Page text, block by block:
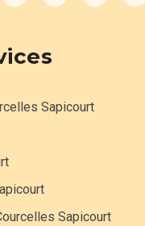
Sapicourt
Sapicourt